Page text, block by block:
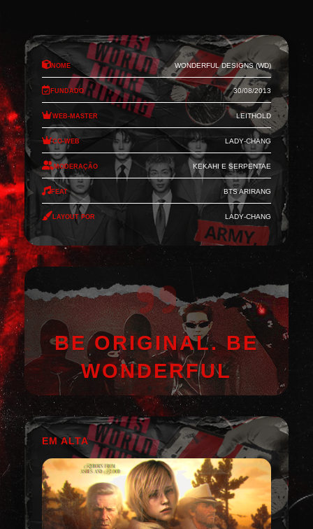
Nome Wonderful Designs (WD)
Fundado 30/08/2013
Web-Master Leithold
Co-Web Lady-Chang
Moderação Kekahi e Serpentae
Feat BTS Arirang
Layout por Lady-Chang
BE ORIGINAL. BE
WONDERFUL
EM ALTA